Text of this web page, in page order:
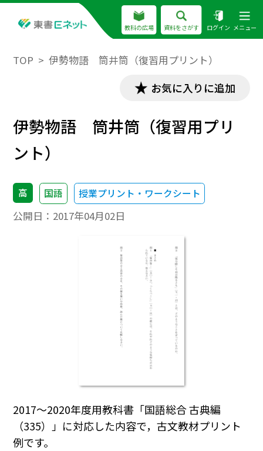
教科の広場 資料をさがす ログイン メニュー
TOP 伊勢物語 筒井筒（復習用プリント）
お気に入りに追加
伊勢物語 筒井筒（復習用プリ
ント）
高 国語 授業プリント・ワークシート
公開日： 2017年04月02日
2017～2020年度用教科書「国語総合 古典編
（335）」に対応した内容で，古文教材プリント
例です。